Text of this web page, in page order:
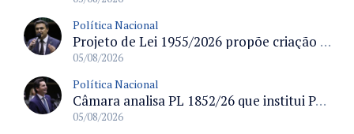
Política Nacional
Projeto de Lei 1955/2026 propõe criação de geração livre de fumo ao restringir venda de vapes a nascidos desde 1º de janeiro de 2009
05/08/2026
Política Nacional
Câmara analisa PL 1852/26 que institui Política Nacional de Gestão de Desempenho e Eficiência para servidores públicos
05/08/2026